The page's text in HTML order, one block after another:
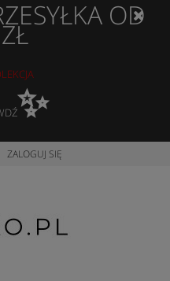
OD
✨
ZALOGUJ SIĘ